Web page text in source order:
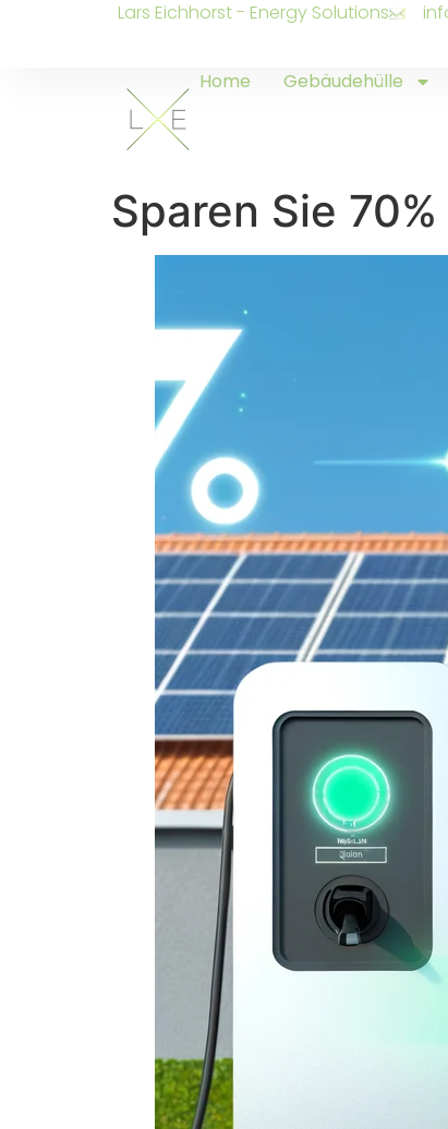
Lars Eichhorst - Energy Solutions
Home Gebäudehülle
Sparen Sie